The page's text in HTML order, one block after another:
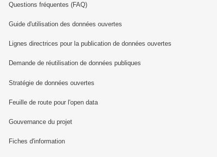
Questions fréquentes (FAQ)
Guide d'utilisation des données ouvertes
Lignes directrices pour la publication de données ouvertes
Demande de réutilisation de données publiques
Stratégie de données ouvertes
Feuille de route pour l'open data
Gouvernance du projet
Fiches d'information